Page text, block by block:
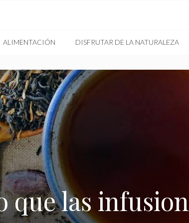
ALIMENTACIÓN DISFRUTAR DE LA NATURALEZA
que las